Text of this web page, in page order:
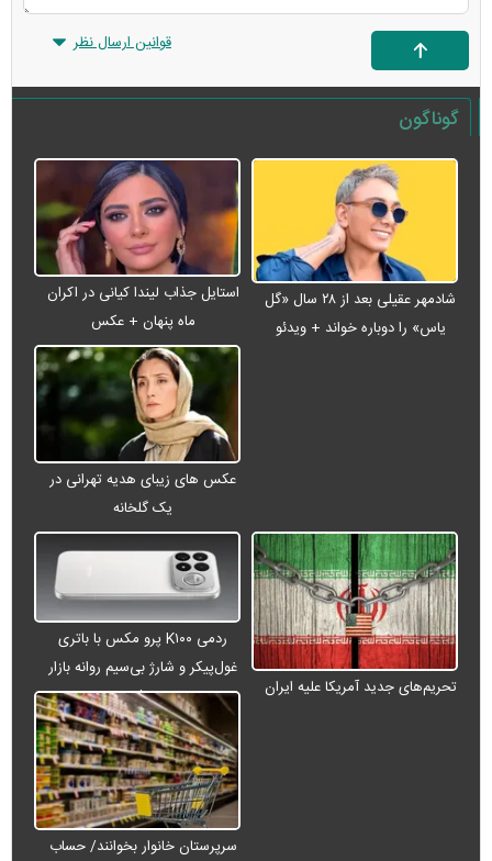
قوانین ارسال نظر
گوناگون
شادمهر عقیلی بعد از ۲۸ سال «گل
یاس» را دوباره خواند + ویدئو
استایل جذاب لیندا کیانی در اکران
ماه پنهان + عکس
عکس های زیبای هدیه تهرانی در
یک گلخانه
تحریم‌های جدید آمریکا علیه ایران
ردمی K۱۰۰ پرو مکس با باتری
غول‌پیکر و شارژ بی‌سیم روانه بازار
می‌شود
سرپرستان خانوار بخوانند/ حساب